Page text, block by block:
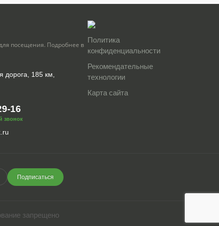
посещения. Подробнее в
дорога, 185 км,
16
звонок
Политика
конфиденциальности
Рекомендательные
технологии
Карта сайта
Подписаться
запрещено